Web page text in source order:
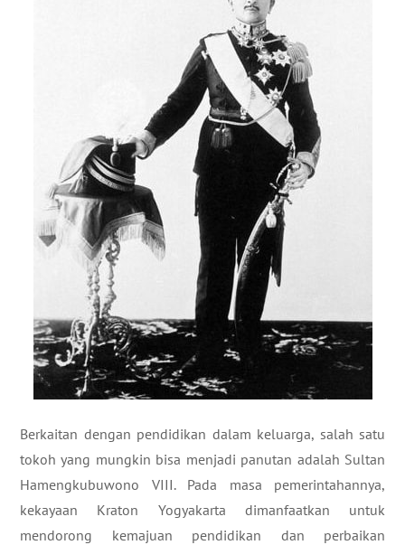
Berkaitan dengan pendidikan dalam keluarga, salah satu
tokoh yang mungkin bisa menjadi panutan adalah Sultan
Hamengkubuwono VIII. Pada masa pemerintahannya,
kekayaan Kraton Yogyakarta dimanfaatkan untuk
mendorong kemajuan pendidikan dan perbaikan